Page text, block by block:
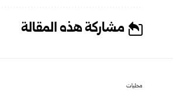
مشاركة هذه المقالة
محليات